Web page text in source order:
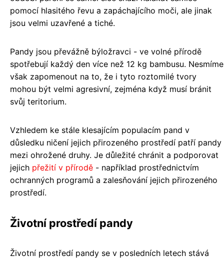
pomocí hlasitého řevu a zapáchajícího moči, ale jinak
jsou velmi uzavřené a tiché.
Pandy jsou převážně býložravci - ve volné přírodě
spotřebují každý den více než 12 kg bambusu. Nesmíme
však zapomenout na to, že i tyto roztomilé tvory
mohou být velmi agresivní, zejména když musí bránit
svůj teritorium.
Vzhledem ke stále klesajícím populacím pand v
důsledku ničení jejich přirozeného prostředí patří pandy
mezi ohrožené druhy. Je důležité chránit a podporovat
jejich přežití v přírodě - například prostřednictvím
ochranných programů a zalesňování jejich přirozeného
prostředí.
Životní prostředí pandy
Životní prostředí pandy se v posledních letech stává